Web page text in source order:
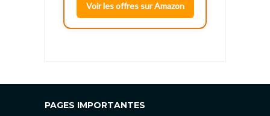
Voir les offres sur Amazon
PAGES IMPORTANTES